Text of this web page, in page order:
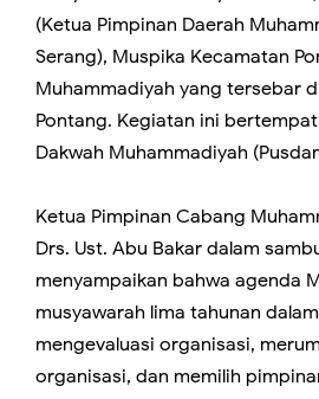
(Ketua Pimpinan Daerah
Serang), Muspika Kecamatan
Muhammadiyah yang tersebar
Pontang. Kegiatan ini
Dakwah Muhammadiyah
Ketua Pimpinan Cabang
Drs. Ust. Abu Bakar dalam
menyampaikan bahwa agenda
musyawarah lima tahunan
mengevaluasi organisasi,
organisasi, dan memilih